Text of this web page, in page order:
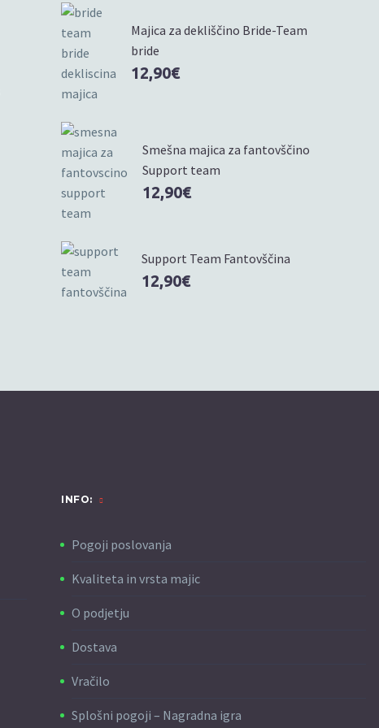
Majica za dekliščino Bride-Team
bride
12,90€
Smešna majica za fantovščino
Support team
12,90€
Support Team Fantovščina
12,90€
INFO:
Pogoji poslovanja
Kvaliteta in vrsta majic
O podjetju
Dostava
Vračilo
Splošni pogoji – Nagradna igra